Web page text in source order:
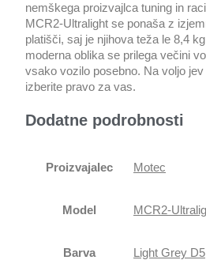
nemškega proizvajlca tuning in
MCR2-Ultralight se ponaša z
platišči, saj je njihova teža le 8,4
moderna oblika se prilega večini
vsako vozilo posebno. Na voljo
izberite pravo za vas.
Dodatne podrobnosti
Proizvajalec Motec
Model MCR2-
Barva Light Grey D5